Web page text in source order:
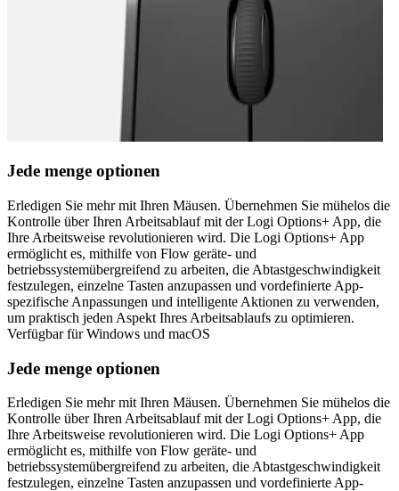
Jede menge optionen
Erledigen Sie mehr mit Ihren Mäusen. Übernehmen Sie mühelos die
Kontrolle über Ihren Arbeitsablauf mit der Logi Options+ App, die
Ihre Arbeitsweise revolutionieren wird. Die Logi Options+ App
ermöglicht es, mithilfe von Flow geräte- und
betriebssystemübergreifend zu arbeiten, die Abtastgeschwindigkeit
festzulegen, einzelne Tasten anzupassen und vordefinierte App-
spezifische Anpassungen und intelligente Aktionen zu verwenden,
um praktisch jeden Aspekt Ihres Arbeitsablaufs zu optimieren.
Verfügbar für Windows und macOS
Jede menge optionen
Erledigen Sie mehr mit Ihren Mäusen. Übernehmen Sie mühelos die
Kontrolle über Ihren Arbeitsablauf mit der Logi Options+ App, die
Ihre Arbeitsweise revolutionieren wird. Die Logi Options+ App
ermöglicht es, mithilfe von Flow geräte- und
betriebssystemübergreifend zu arbeiten, die Abtastgeschwindigkeit
festzulegen, einzelne Tasten anzupassen und vordefinierte App-